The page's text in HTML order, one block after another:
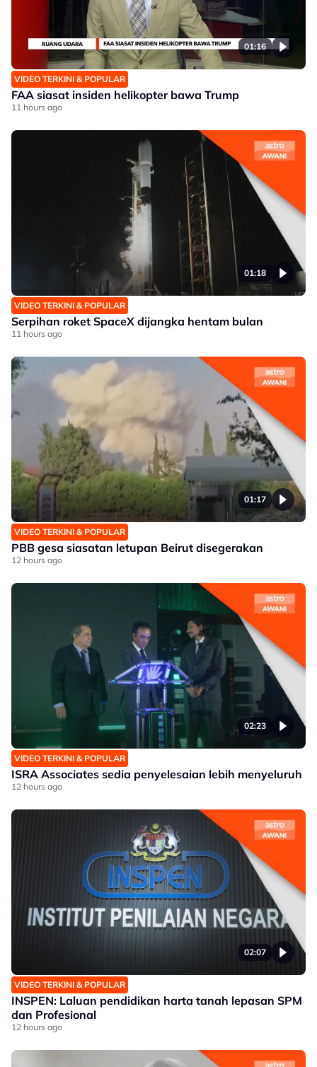
01:16
VIDEO TERKINI & POPULAR
FAA siasat insiden helikopter bawa Trump
11 hours ago
01:18
VIDEO TERKINI & POPULAR
Serpihan roket SpaceX dijangka hentam bulan
11 hours ago
01:17
VIDEO TERKINI & POPULAR
PBB gesa siasatan letupan Beirut disegerakan
12 hours ago
02:23
VIDEO TERKINI & POPULAR
ISRA Associates sedia penyelesaian lebih menyeluruh
12 hours ago
02:07
VIDEO TERKINI & POPULAR
INSPEN: Laluan pendidikan harta tanah lepasan SPM
dan Profesional
12 hours ago